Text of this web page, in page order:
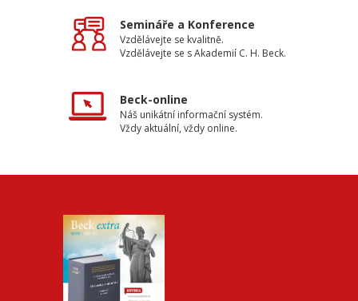
Semináře a Konference
Vzdělávejte se kvalitně.
Vzdělávejte se s Akademií C. H. Beck.
Beck-online
Náš unikátní informační systém.
Vždy aktuální, vždy online.